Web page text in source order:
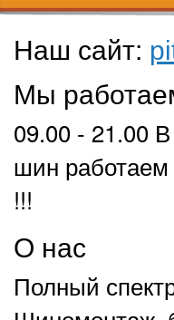
Наш сайт:
Мы
09.00 - 21.00
шин работаем
!!!
О нас
Полный